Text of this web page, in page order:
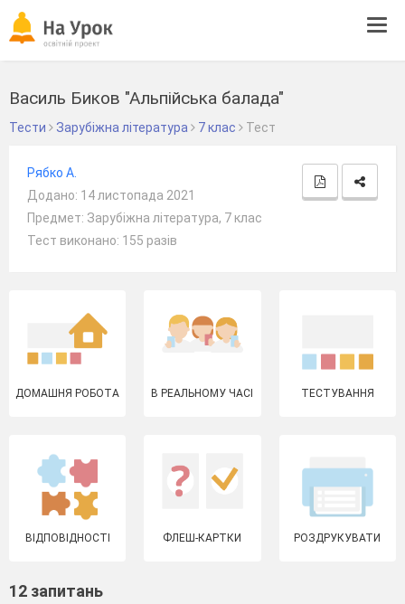
Василь Биков "Альпійська балада"
Тести Зарубіжна література 7 клас Тест
Рябко А.
Додано: 14 листопада 2021
Предмет: Зарубіжна література, 7 клас
Тест виконано: 155 разів
ДОМАШНЯ РОБОТА В РЕАЛЬНОМУ ЧАСІ ТЕСТУВАННЯ
ВІДПОВІДНОСТІ ФЛЕШ-КАРТКИ РОЗДРУКУВАТИ
12 запитань